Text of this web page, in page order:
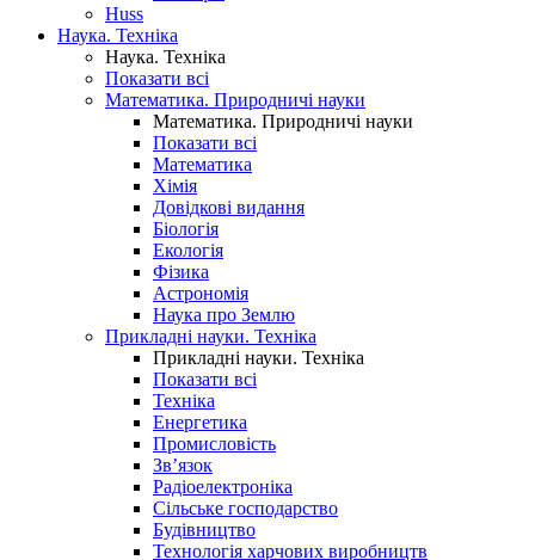
Huss
Наука. Техніка
Наука. Техніка
Показати всі
Математика. Природничі науки
Математика. Природничі науки
Показати всі
Математика
Хімія
Довідкові видання
Біологія
Екологія
Фізика
Астрономія
Наука про Землю
Прикладні науки. Техніка
Прикладні науки. Техніка
Показати всі
Техніка
Енергетика
Промисловість
Зв’язок
Радіоелектроніка
Сільське господарство
Будівництво
Технологія харчових виробництв